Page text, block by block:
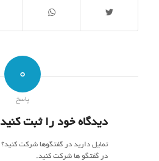
0
پاسخ
دیدگاه خود را ثبت کنید
تمایل دارید در گفتگوها شرکت کنید؟
در گفتگو ها شرکت کنید.